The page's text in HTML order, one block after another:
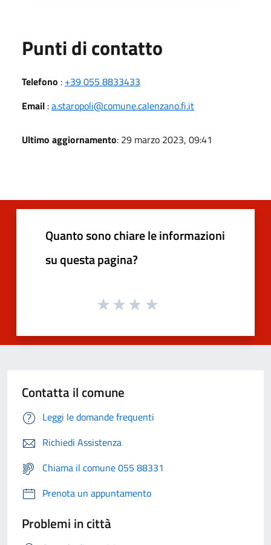
Punti di contatto
Telefono : +39 055 8833433
Email :a.staropoli@comune.calenzano.fi.it
Ultimo aggiornamento: 29 marzo 2023, 09:41
Quanto sono chiare le informazioni
su questa pagina?
Contatta il comune
Leggi le domande frequenti
Richiedi Assistenza
Chiama il comune 055 88331
Prenota un appuntamento
Problemi in città